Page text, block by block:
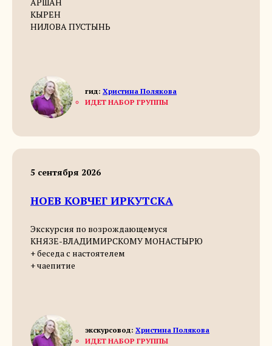
КЫРЕН
НИЛОВА ПУСТЫНЬ
гид: Христина Полякова
ИДЕТ НАБОР ГРУППЫ
5 сентября 2026
НОЕВ КОВЧЕГ ИРКУТСКА
Экскурсия по возрождающемуся
КНЯЗЕ-ВЛАДИМИРСКОМУ МОНАСТЫРЮ
+ беседа с настоятелем
+ чаепитие
экскурсовод: Христина Полякова
ИДЕТ НАБОР ГРУППЫ